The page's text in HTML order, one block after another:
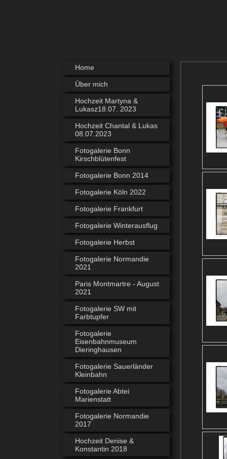
Home
Über mich
Hochzeit Martyna &
Lukasz18.07. 2023
Hochzeit Chantal & Lukas
08.07.2023
Fotogalerie Bonn
Kirschblütenfest
Fotogalerie Bonn 2014
Fotogalerie Köln 2022
Fotogalerie Frankfurt
Fotogalerie Winterausflug
Fotogalerie Herbst
Fotogalerie Normandie
2021
Paris Montmartre - August
2021
Fotogalerie SW mit
Farbtupfer
Fotogalerie
Eisenbahnmuseum
Dieringhausen
Fotogalerie Sauerländer
Kleinbahn
Fotogalerie Abtei
Marienstatt
Fotogalerie Normandie
2017
Hochzeit Denise &
Konstantin 2018